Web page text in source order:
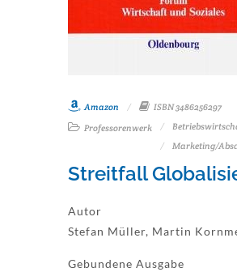
Amazon
ISBN 3486256297
Professorenwerk
Marketing/
Streitfall
Autor
Stefan Müller, Martin
Gebundene Ausgabe